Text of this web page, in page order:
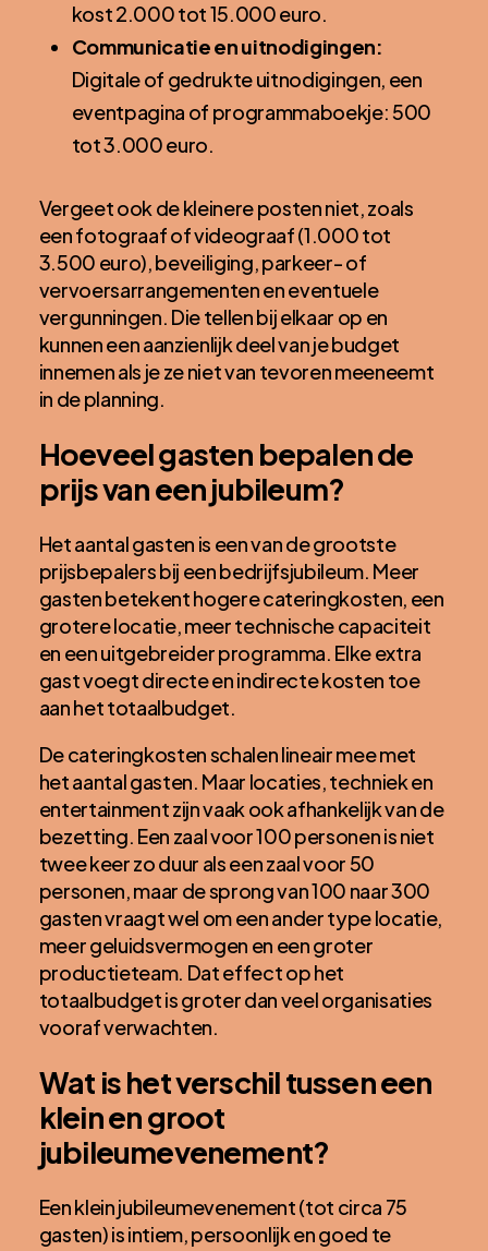
kost 2.000 tot 15.000 euro.
Communicatie en uitnodigingen:
Digitale of gedrukte uitnodigingen, een
eventpagina of programmaboekje: 500
tot 3.000 euro.
Vergeet ook de kleinere posten niet, zoals
een fotograaf of videograaf (1.000 tot
3.500 euro), beveiliging, parkeer- of
vervoersarrangementen en eventuele
vergunningen. Die tellen bij elkaar op en
kunnen een aanzienlijk deel van je budget
innemen als je ze niet van tevoren meeneemt
in de planning.
Hoeveel gasten bepalen de
prijs van een jubileum?
Het aantal gasten is een van de grootste
prijsbepalers bij een bedrijfsjubileum. Meer
gasten betekent hogere cateringkosten, een
grotere locatie, meer technische capaciteit
en een uitgebreider programma. Elke extra
gast voegt directe en indirecte kosten toe
aan het totaalbudget.
De cateringkosten schalen lineair mee met
het aantal gasten. Maar locaties, techniek en
entertainment zijn vaak ook afhankelijk van de
bezetting. Een zaal voor 100 personen is niet
twee keer zo duur als een zaal voor 50
personen, maar de sprong van 100 naar 300
gasten vraagt wel om een ander type locatie,
meer geluidsvermogen en een groter
productieteam. Dat effect op het
totaalbudget is groter dan veel organisaties
vooraf verwachten.
Wat is het verschil tussen een
klein en groot
jubileumevenement?
Een klein jubileumevenement (tot circa 75
gasten) is intiem, persoonlijk en goed te